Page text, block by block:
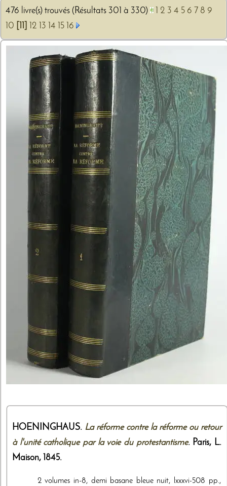
476 livre(s) trouvés (Résultats 301 à 330) 2 3 4 5 6 7 8 9
10
12 13 14 15 16
HOENINGHAUS. La réforme contre la réforme ou retour
à l'unité catholique par la voie du protestantisme. Paris, L.
Maison, 1845.
2 volumes in-8, demi basane bleue nuit, lxxxvi-508 pp.,